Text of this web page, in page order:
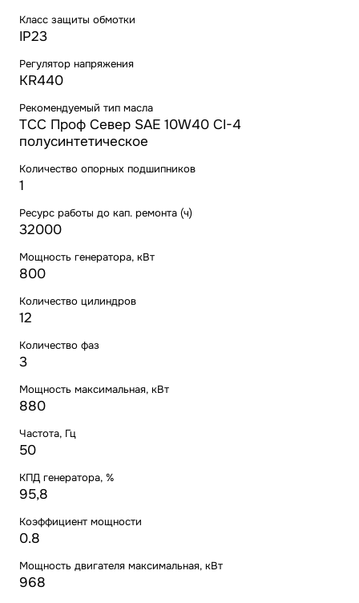
Класс защиты обмотки
IP23
Регулятор напряжения
KR440
Рекомендуемый тип масла
ТСС Проф Север SAE 10W40 CI-4
полусинтетическое
Количество опорных подшипников
1
Ресурс работы до кап. ремонта (ч)
32000
Мощность генератора, кВт
800
Количество цилиндров
12
Количество фаз
3
Мощность максимальная, кВт
880
Частота, Гц
50
КПД генератора, %
95,8
Коэффициент мощности
0.8
Мощность двигателя максимальная, кВт
968